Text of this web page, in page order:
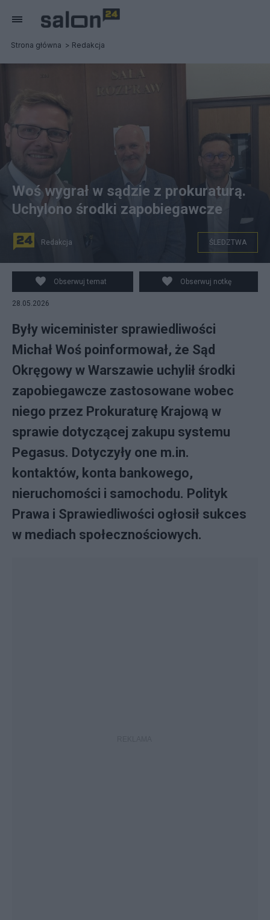
Strona główna Redakcja
Woś wygrał w sądzie z prokuraturą.
Uchylono środki zapobiegawcze
Redakcja ŚLEDZTWA
Obserwuj temat Obserwuj notkę
28.05.2026
Były wiceminister sprawiedliwości
Michał Woś poinformował, że Sąd
Okręgowy w Warszawie uchylił środki
zapobiegawcze zastosowane wobec
niego przez Prokuraturę Krajową w
sprawie dotyczącej zakupu systemu
Pegasus. Dotyczyły one m.in.
kontaktów, konta bankowego,
nieruchomości i samochodu. Polityk
Prawa i Sprawiedliwości ogłosił sukces
w mediach społecznościowych.